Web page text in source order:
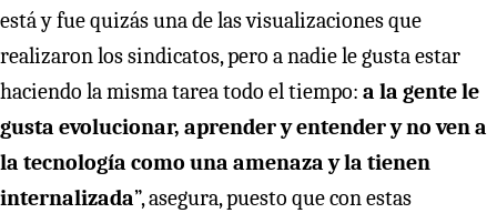
está y fue quizás una de las visualizaciones que
realizaron los sindicatos, pero a nadie le gusta estar
haciendo la misma tarea todo el tiempo: a la gente le
gusta evolucionar, aprender y entender y no ven a
la tecnología como una amenaza y la tienen
internalizada”, asegura, puesto que con estas